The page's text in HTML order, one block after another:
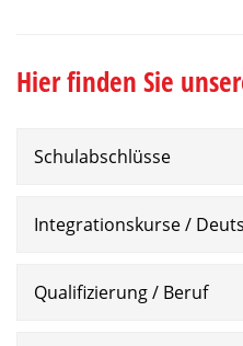
Hier finden Sie
Schulabschlüsse
Integrationskurse /
Qualifizierung / Beruf